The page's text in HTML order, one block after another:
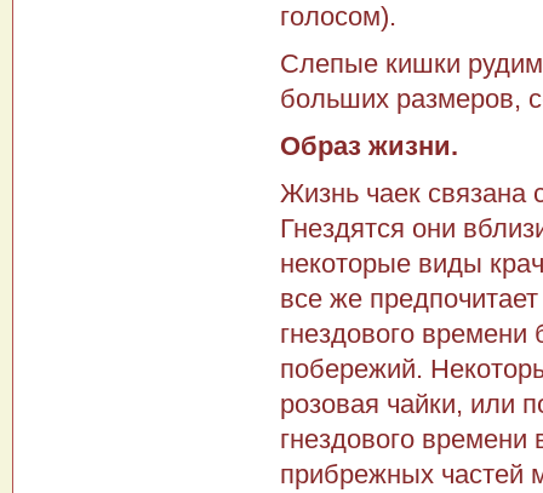
голосом).
Слепые кишки
больших размеров,
Образ жизни.
Жизнь чаек
Гнездятся они
некоторые виды
все же
гнездового
побережий.
розовая чайки, или
гнездового времени
прибрежных частей